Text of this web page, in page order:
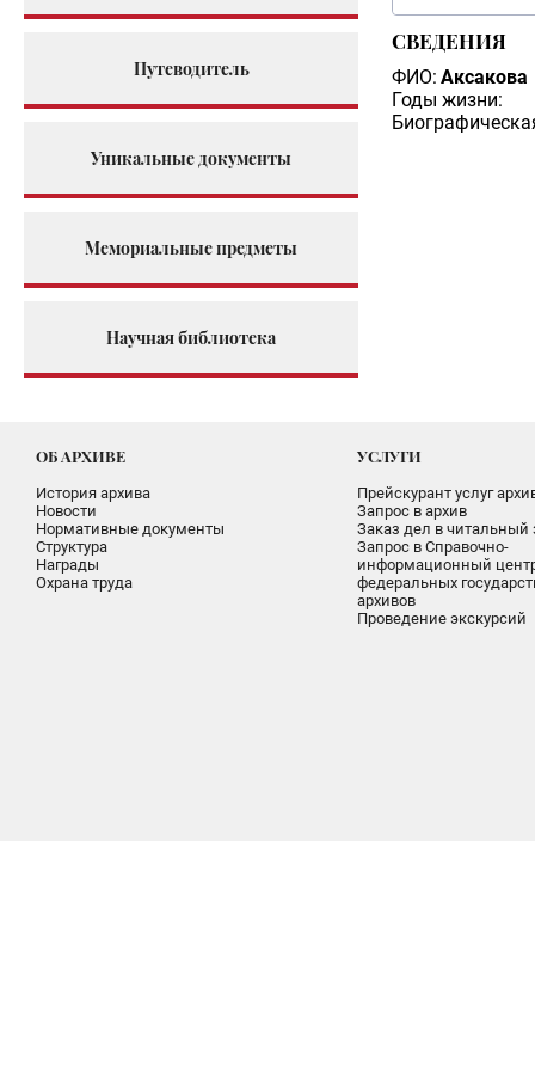
Путеводитель
Уникальные документы
Мемориальные предметы
Научная библиотека
СВЕДЕНИЯ
ФИО: Аксакова
Годы жизни:
ОБ АРХИВЕ
История архива
Новости
Нормативные документы
Структура
Награды
Охрана труда
УСЛУГИ
Прейскурант услуг
Запрос в архив
Заказ дел в читальный
Запрос в Справочно-
информационный
федеральных
архивов
Проведение экскурсий